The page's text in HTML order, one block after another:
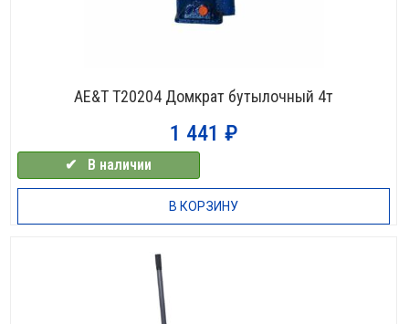
AE&T T20204 Домкрат бутылочный 4т
1 441 ₽
✔⠀В наличии
В КОРЗИНУ